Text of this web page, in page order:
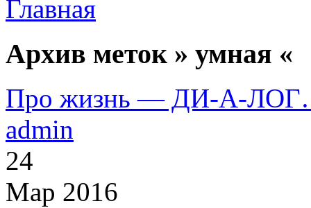
Архив меток » умная «
Про жизнь — ДИ-А-
admin
24
Мар 2016